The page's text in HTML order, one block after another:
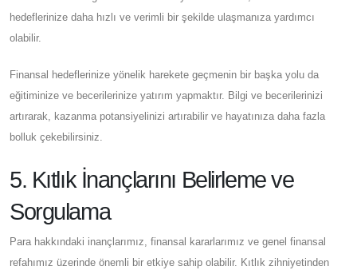
hedeflerinize daha hızlı ve verimli bir şekilde ulaşmanıza yardımcı
olabilir.
Finansal hedeflerinize yönelik harekete geçmenin bir başka yolu da
eğitiminize ve becerilerinize yatırım yapmaktır. Bilgi ve becerilerinizi
artırarak, kazanma potansiyelinizi artırabilir ve hayatınıza daha fazla
bolluk çekebilirsiniz.
5. Kıtlık İnançlarını Belirleme ve
Sorgulama
Para hakkındaki inançlarımız, finansal kararlarımız ve genel finansal
refahımız üzerinde önemli bir etkiye sahip olabilir. Kıtlık zihniyetinden